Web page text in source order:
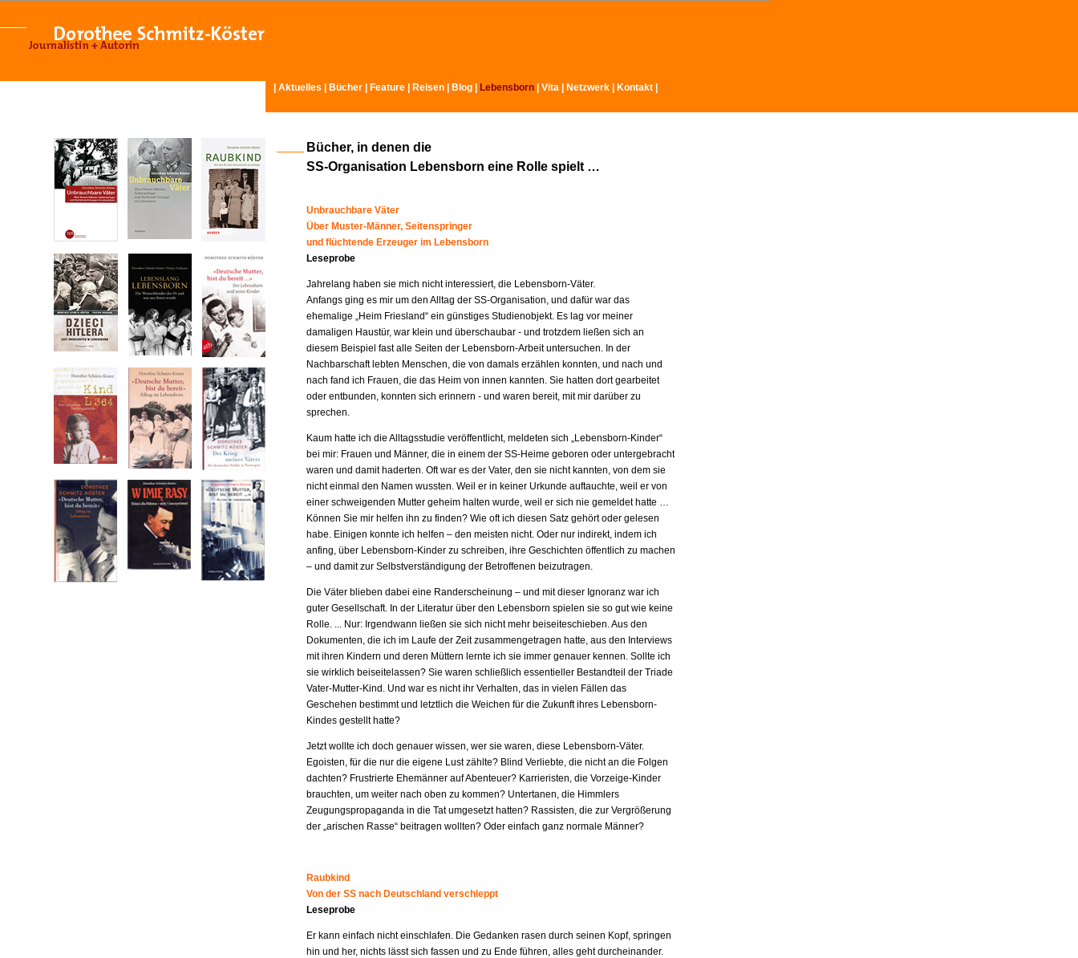
Aktuelles Bücher Feature Reisen Blog Lebensborn Vita Netzwerk Kontakt
Bücher, in denen die
SS-Organisation Lebensborn eine Rolle spielt …
Unbrauchbare Väter
Über Muster-Männer, Seitenspringer
und flüchtende Erzeuger im Lebensborn
Leseprobe
Jahrelang haben sie mich nicht interessiert, die Lebensborn-Väter.
Anfangs ging es mir um den Alltag der SS-Organisation, und dafür war das
ehemalige „Heim Friesland“ ein günstiges Studienobjekt. Es lag vor meiner
damaligen Haustür, war klein und überschaubar - und trotzdem ließen sich an
diesem Beispiel fast alle Seiten der Lebensborn-Arbeit untersuchen. In der
Nachbarschaft lebten Menschen, die von damals erzählen konnten, und nach und
nach fand ich Frauen, die das Heim von innen kannten. Sie hatten dort gearbeitet
oder entbunden, konnten sich erinnern - und waren bereit, mit mir darüber zu
sprechen.
Kaum hatte ich die Alltagsstudie veröffentlicht, meldeten sich „Lebensborn-Kinder“
bei mir: Frauen und Männer, die in einem der SS-Heime geboren oder untergebracht
waren und damit haderten. Oft war es der Vater, den sie nicht kannten, von dem sie
nicht einmal den Namen wussten. Weil er in keiner Urkunde auftauchte, weil er von
einer schweigenden Mutter geheim halten wurde, weil er sich nie gemeldet hatte …
Können Sie mir helfen ihn zu finden? Wie oft ich diesen Satz gehört oder gelesen
habe. Einigen konnte ich helfen – den meisten nicht. Oder nur indirekt, indem ich
anfing, über Lebensborn-Kinder zu schreiben, ihre Geschichten öffentlich zu machen
– und damit zur Selbstverständigung der Betroffenen beizutragen.
Die Väter blieben dabei eine Randerscheinung – und mit dieser Ignoranz war ich
guter Gesellschaft. In der Literatur über den Lebensborn spielen sie so gut wie keine
Rolle. ... Nur: Irgendwann ließen sie sich nicht mehr beiseiteschieben. Aus den
Dokumenten, die ich im Laufe der Zeit zusammengetragen hatte, aus den Interviews
mit ihren Kindern und deren Müttern lernte ich sie immer genauer kennen. Sollte ich
sie wirklich beiseitelassen? Sie waren schließlich essentieller Bestandteil der Triade
Vater-Mutter-Kind. Und war es nicht ihr Verhalten, das in vielen Fällen das
Geschehen bestimmt und letztlich die Weichen für die Zukunft ihres Lebensborn-
Kindes gestellt hatte?
Jetzt wollte ich doch genauer wissen, wer sie waren, diese Lebensborn-Väter.
Egoisten, für die nur die eigene Lust zählte? Blind Verliebte, die nicht an die Folgen
dachten? Frustrierte Ehemänner auf Abenteuer? Karrieristen, die Vorzeige-Kinder
brauchten, um weiter nach oben zu kommen? Untertanen, die Himmlers
Zeugungspropaganda in die Tat umgesetzt hatten? Rassisten, die zur Vergrößerung
der „arischen Rasse“ beitragen wollten? Oder einfach ganz normale Männer?
Raubkind
Von der SS nach Deutschland verschleppt
Leseprobe
Er kann einfach nicht einschlafen. Die Gedanken rasen durch seinen Kopf, springen
hin und her, nichts lässt sich fassen und zu Ende führen, alles geht durcheinander.